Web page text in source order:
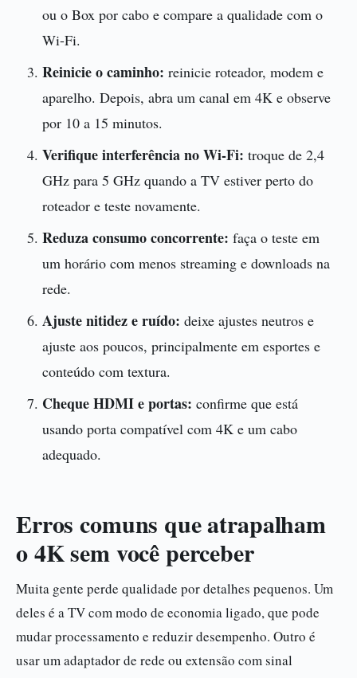
ou o Box por cabo e compare a qualidade com o
Wi-Fi.
Reinicie o caminho: reinicie roteador, modem e
aparelho. Depois, abra um canal em 4K e observe
por 10 a 15 minutos.
Verifique interferência no Wi-Fi: troque de 2,4
GHz para 5 GHz quando a TV estiver perto do
roteador e teste novamente.
Reduza consumo concorrente: faça o teste em
um horário com menos streaming e downloads na
rede.
Ajuste nitidez e ruído: deixe ajustes neutros e
ajuste aos poucos, principalmente em esportes e
conteúdo com textura.
Cheque HDMI e portas: confirme que está
usando porta compatível com 4K e um cabo
adequado.
Erros comuns que atrapalham
o 4K sem você perceber
Muita gente perde qualidade por detalhes pequenos. Um
deles é a TV com modo de economia ligado, que pode
mudar processamento e reduzir desempenho. Outro é
usar um adaptador de rede ou extensão com sinal